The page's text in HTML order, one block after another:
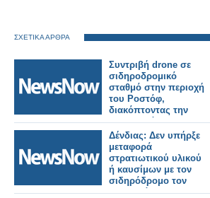
ΣΧΕΤΙΚΑ ΑΡΘΡΑ
Συντριβή drone σε
σιδηροδρομικό
σταθμό στην περιοχή
του Ροστόφ,
διακόπτοντας την
ηλεκτροδότηση και τα
δρομολόγια
Δένδιας: Δεν υπήρξε
μεταφορά
στρατιωτικού υλικού
ή καυσίμων με τον
σιδηρόδρομο τον
Φεβρουάριο του 2023